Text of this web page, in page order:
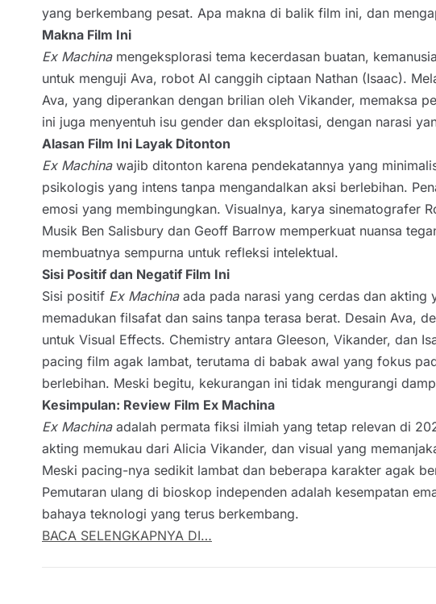
yang berkembang pesat. Apa makna di balik film ini, dan
Makna Film Ini
Ex Machinamengeksplorasi tema kecerdasan buatan,
untuk menguji Ava, robot AI canggih ciptaan Nathan (Isaac).
Ava, yang diperankan dengan brilian oleh Vikander, memaksa
ini juga menyentuh isu gender dan eksploitasi, dengan narasi
Alasan Film Ini Layak Ditonton
Ex Machinawajib ditonton karena pendekatannya yang
psikologis yang intens tanpa mengandalkan aksi berlebihan.
emosi yang membingungkan. Visualnya, karya sinematografer
Musik Ben Salisbury dan Geoff Barrow memperkuat nuansa
membuatnya sempurna untuk refleksi intelektual.
Sisi Positif dan Negatif Film Ini
Sisi positif Ex Machinaada pada narasi yang cerdas dan akting
memadukan filsafat dan sains tanpa terasa berat. Desain Ava,
untuk Visual Effects. Chemistry antara Gleeson, Vikander, dan
pacing film agak lambat, terutama di babak awal yang fokus
berlebihan. Meski begitu, kekurangan ini tidak mengurangi
Kesimpulan: Review Film Ex Machina
Ex Machinaadalah permata fiksi ilmiah yang tetap relevan di
akting memukau dari Alicia Vikander, dan visual yang
Meski pacing-nya sedikit lambat dan beberapa karakter agak
Pemutaran ulang di bioskop independen adalah kesempatan
bahaya teknologi yang terus berkembang.
BACA SELENGKAPNYA DI…